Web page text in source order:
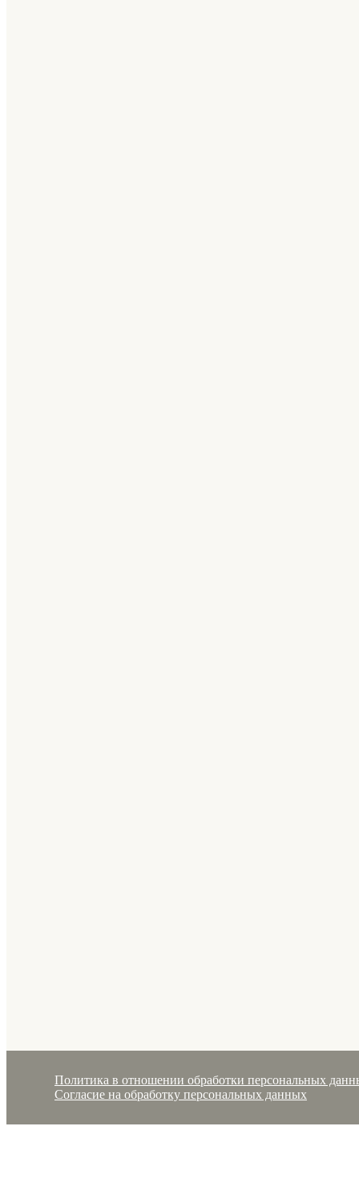
Политика в отношении обработки персональных
Согласие на обработку персональных данных